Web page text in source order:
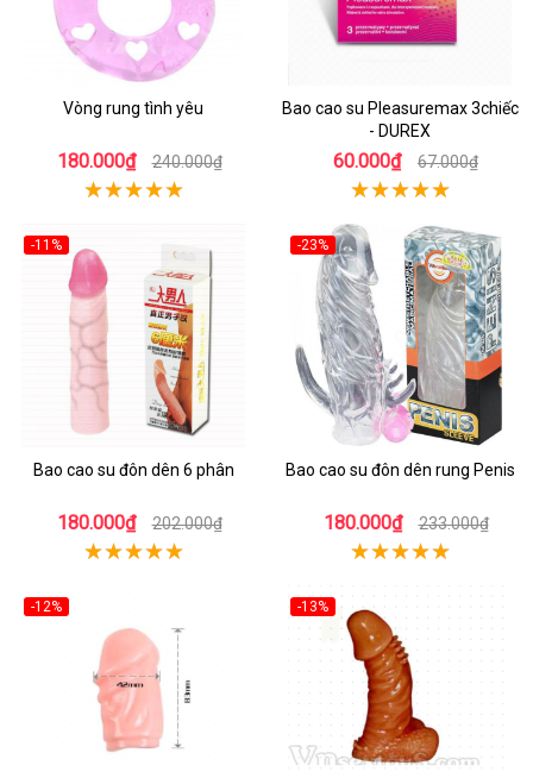
Vòng rung tình yêu
180.000₫ 240.000₫
Bao cao su Pleasuremax 3chiếc
- DUREX
60.000₫ 67.000₫
-11%
Bao cao su đôn dên 6 phân
180.000₫ 202.000₫
-23%
Bao cao su đôn dên rung Penis
180.000₫ 233.000₫
-12% -13%